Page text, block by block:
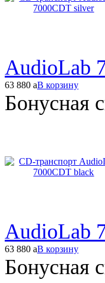
AudioLab
63 880 aВ корзину
Бонусная
AudioLab
63 880 aВ корзину
Бонусная